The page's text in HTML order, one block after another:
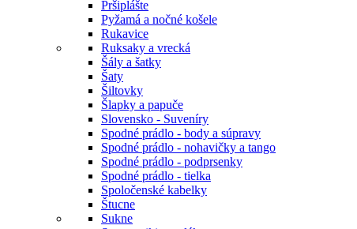
Pršiplášte
Pyžamá a nočné košele
Rukavice
Ruksaky a vrecká
Šály a šatky
Šaty
Šiltovky
Šlapky a papuče
Slovensko - Suveníry
Spodné prádlo - body a súpravy
Spodné prádlo - nohavičky a tango
Spodné prádlo - podprsenky
Spodné prádlo - tielka
Spoločenské kabelky
Štucne
Sukne